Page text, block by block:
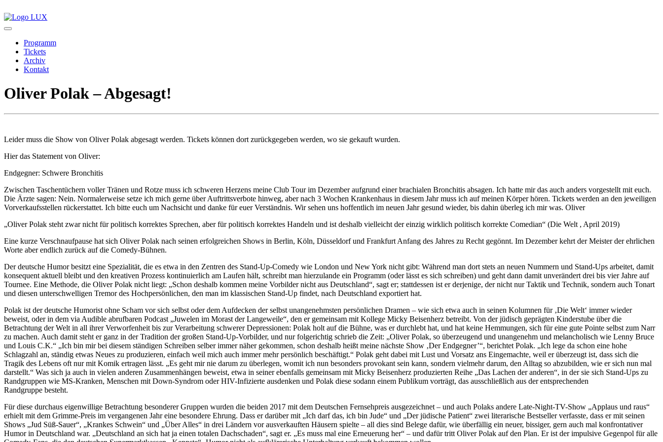
Programm
Tickets
Archiv
Kontakt
Oliver Polak – Abgesagt!
Leider muss die Show von Oliver Polak abgesagt werden. Tickets können dort zurückgegeben werden, wo sie gekauft wurden.
Hier das Statement von Oliver:
Endgegner: Schwere Bronchitis
Zwischen Taschentüchern voller Tränen und Rotze muss ich schweren Herzens meine Club Tour im Dezember aufgrund einer brachialen Bronchitis absagen. Ich hatte mir das auch anders vorgestellt mit euch.
Die Ärzte sagen: Nein. Normalerweise setze ich mich gerne über Auftrittsverbote hinweg, aber nach 3 Wochen Krankenhaus in diesem Jahr muss ich auf meinen Körper hören. Tickets werden an den jeweiligen
Vorverkaufsstellen rückerstattet. Ich bitte euch um Nachsicht und danke für euer Verständnis. Wir sehen uns hoffentlich im neuen Jahr gesund wieder, bis dahin überleg ich mir was. Oliver
„Oliver Polak steht zwar nicht für politisch korrektes Sprechen, aber für politisch korrektes Handeln und ist deshalb vielleicht der einzig wirklich politisch korrekte Comedian“ (Die Welt , April 2019)
Eine kurze Verschnaufpause hat sich Oliver Polak nach seinen erfolgreichen Shows in Berlin, Köln, Düsseldorf und Frankfurt Anfang des Jahres zu Recht gegönnt. Im Dezember kehrt der Meister der ehrlichen
Worte aber endlich zurück auf die Comedy-Bühnen.
Der deutsche Humor besitzt eine Spezialität, die es etwa in den Zentren des Stand-Up-Comedy wie London und New York nicht gibt: Während man dort stets an neuen Nummern und Stand-Ups arbeitet, damit
konsequent aktuell bleibt und den kreativen Prozess kontinuierlich am Laufen hält, schreibt man hierzulande ein Programm (oder lässt es sich schreiben) und geht dann damit unverändert drei bis vier Jahre auf
Tournee. Eine Methode, die Oliver Polak nicht liegt: „Schon deshalb kommen meine Vorbilder nicht aus Deutschland“, sagt er; stattdessen ist er derjenige, der nicht nur Taktik und Technik, sondern auch Tonart
und diesen unterschwelligen Tremor des Hochpersönlichen, den man im klassischen Stand-Up findet, nach Deutschland exportiert hat.
Polak ist der deutsche Humorist ohne Scham vor sich selbst oder dem Aufdecken der selbst unangenehmsten persönlichen Dramen – wie sich etwa auch in seinen Kolumnen für ‚Die Welt‘ immer wieder
beweist, oder in dem via Audible abrufbaren Podcast „Juwelen im Morast der Langeweile“, den er gemeinsam mit Kollege Micky Beisenherz betreibt. Von der jüdisch geprägten Kinderstube über die
Betrachtung der Welt in all ihrer Verworfenheit bis zur Verarbeitung schwerer Depressionen: Polak holt auf die Bühne, was er durchlebt hat, und hat keine Hemmungen, sich für eine gute Pointe selbst zum Narr
zu machen. Auch damit steht er ganz in der Tradition der großen Stand-Up-Vorbilder, und nur folgerichtig schrieb die Zeit: „Oliver Polak, so überzeugend und unangenehm und melancholisch wie Lenny Bruce
und Louis C.K.“ „Ich bin mir bei diesem ständigen Schreiben selber immer näher gekommen, schon deshalb heißt meine nächste Show ‚Der Endgegner’“, berichtet Polak. „Ich lege da schon eine hohe
Schlagzahl an, ständig etwas Neues zu produzieren, einfach weil mich auch immer mehr persönlich beschäftigt.“ Polak geht dabei mit Lust und Vorsatz ans Eingemachte, weil er überzeugt ist, dass sich die
Tragik des Lebens oft nur mit Komik ertragen lässt. „Es geht mir nie darum zu überlegen, womit ich nun besonders provokant sein kann, sondern vielmehr darum, den Alltag so abzubilden, wie er sich nun mal
darstellt.“ Was sich ja auch in vielen anderen Zusammenhängen beweist, etwa in seiner ebenfalls gemeinsam mit Micky Beisenherz produzierten Reihe „Das Lachen der anderen“, in der sie sich Stand-Ups zu
Randgruppen wie MS-Kranken, Menschen mit Down-Syndrom oder HIV-Infizierte ausdenken und Polak diese sodann einem Publikum vorträgt, das ausschließlich aus der entsprechenden
Randgruppe besteht.
Für diese durchaus eigenwillige Betrachtung besonderer Gruppen wurden die beiden 2017 mit dem Deutschen Fernsehpreis ausgezeichnet – und auch Polaks andere Late-Night-TV-Show „Applaus und raus“
erhielt mit dem Grimme-Preis im vergangenen Jahr eine besondere Ehrung. Dass er darüber mit „Ich darf das, ich bin Jude“ und „Der jüdische Patient“ zwei literarische Bestseller verfasste, dass er mit seinen
Shows „Jud Süß-Sauer“, „Krankes Schwein“ und „Über Alles“ in drei Ländern vor ausverkauften Häusern spielte – all dies sind Belege dafür, wie überfällig ein neuer, bissiger, gern auch mal konfrontativer
Humor in Deutschland war. „Deutschland an sich hat ja einen totalen Dachschaden“, sagt er. „Es muss mal eine Erneuerung her“ – und dafür tritt Oliver Polak auf den Plan. Er ist der impulsive Gegenpol für alle